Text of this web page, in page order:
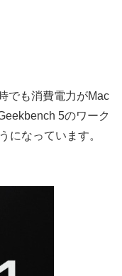
でも消費電力がMac
5のワーク
になっています。